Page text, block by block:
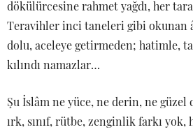
dökülürcesine rahmet yağdı, her
Teravihler inci taneleri gibi okunan
dolu, aceleye getirmeden; hatimle,
kılındı namazlar…
Şu İslâm ne yüce, ne derin, ne güzel
ırk, sınıf, rütbe, zenginlik farkı yok,